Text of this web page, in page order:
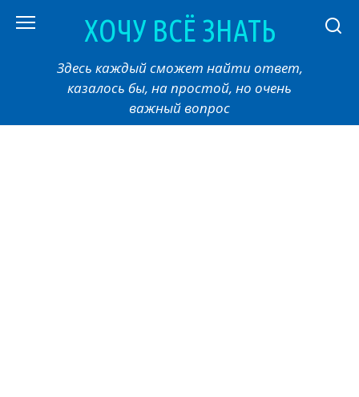
ХОЧУ ВСЁ ЗНАТЬ
Здесь каждый сможет найти ответ,
казалось бы, на простой, но очень
важный вопрос